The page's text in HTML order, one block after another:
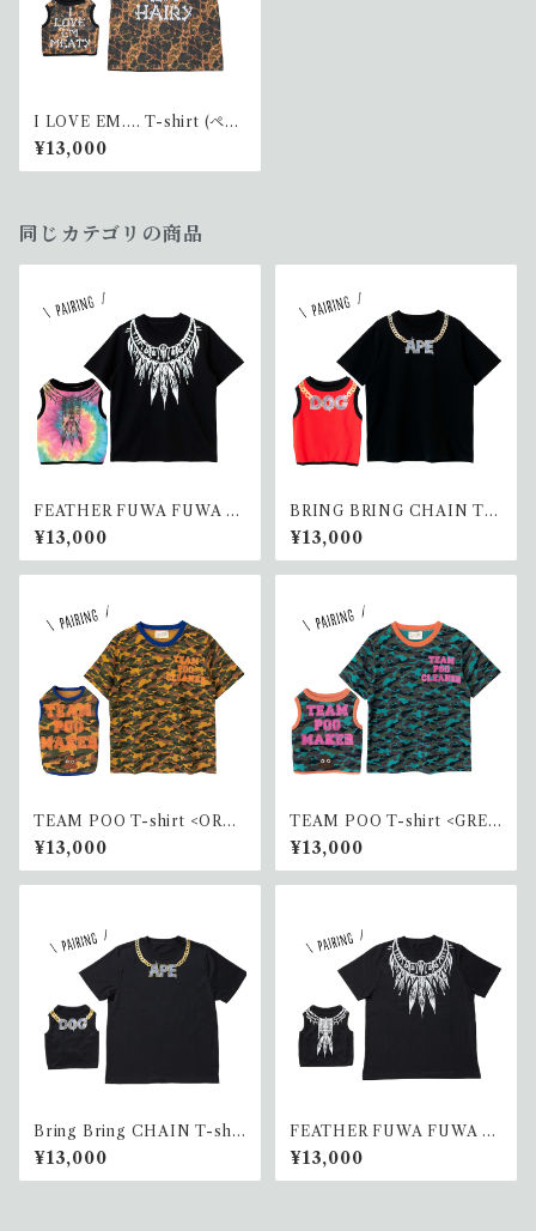
I LOVE EM.... T-shirt (ペア
リング)
¥13,000
同じカテゴリの商品
FEATHER FUWA FUWA T-
shirt <タイダイ> （ペアリン
グ）
¥13,000
BRING BRING CHAIN T-s
hirt <RED> (ペアリング）
¥13,000
TEAM POO T-shirt <ORA
NGE>(ペアリング)
¥13,000
TEAM POO T-shirt <GREE
N> (ペアリング)
¥13,000
Bring Bring CHAIN T-shir
t (ペアリング)
¥13,000
FEATHER FUWA FUWA T-
shirt (ペアリング)
¥13,000